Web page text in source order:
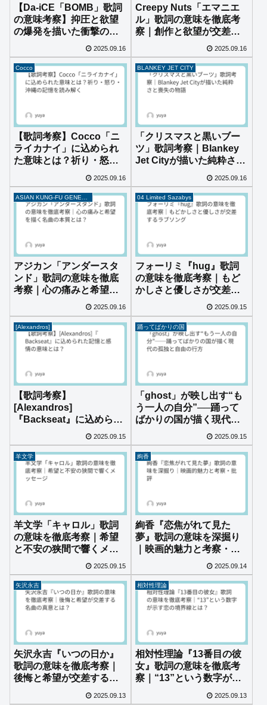
【Da-iCE「BOMB」歌詞
の意味考察】抑圧と欲望
の爆発を描いた衝撃のメ
2025.09.16
Creepy Nuts「エマニエ
ル」歌詞の意味を徹底考
察｜創作と欲望が交差す
る危険なラブソング
2025.09.16
Cocco
【歌詞考察】Cocco「ニ
ライカナイ」に込められ
た意味とは？祈り・怒
く
2025.09.16
BLANKEY JET CITY
「クリスマスと黒いブー
ツ」歌詞考察｜Blankey
Jet Cityが描いた純粋さと
2025.09.16
アジカン「アンダースタ
ンド」歌詞の意味を徹底
考察｜心の痛みと希望を
描く名曲の本質とは？
2025.09.16
04 Limited Sazabys
フォーリミ『hug』歌詞
の意味を徹底考察｜もど
かしさと優しさが交差す
2025.09.15
[Alexandros]
【歌詞考察】
[Alexandros]
『Backseat』に込められ
た記憶と感情の意味と
は？
2025.09.15
踊ってばかりの国
「ghost」が映し出す“も
う一人の自分”──踊って
ばかりの国が描く現代の
孤独と自由の行方
2025.09.15
羊文学
羊文学「キャロル」歌詞
の意味を徹底考察｜希望
と不安の狭間で響くメッ
2025.09.15
絢香
絢香『恋焦がれて見た
夢』歌詞の意味を深掘り
｜映画的魅力と考察・批
2025.09.14
矢沢永吉
矢沢永吉『いつの日か』
歌詞の意味を徹底考察｜
後悔と希望が交差する名
2025.09.13
相対性理論
相対性理論『13番目の彼
女』歌詞の意味を徹底考
察｜“13”という数字が示
2025.09.13